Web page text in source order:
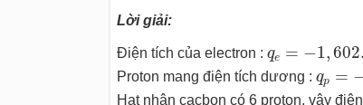
Lời giải:
Điện tích của electron : qe = −1,
,
Proton mang điện tích dương : qp =
p
Hạt nhân cacbon có 6 proton, vây